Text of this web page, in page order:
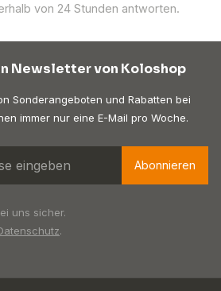
von 24 Stunden antworten.
Newsletter von Koloshop
Sonderangeboten und Rabatten bei
immer nur eine E-Mail pro Woche.
Abonnieren
uns sicher.
.